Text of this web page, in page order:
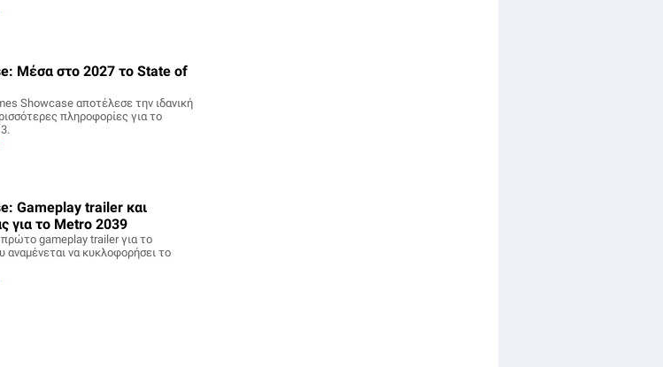
Μέσα στο 2027 το State of
Showcase αποτέλεσε την ιδανική
πληροφορίες για το
Gameplay trailer και
για το Metro 2039
gameplay trailer για το
να κυκλοφορήσει το